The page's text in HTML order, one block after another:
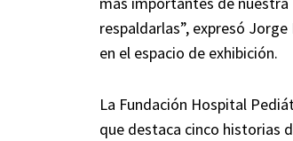
respaldarlas”, expresó
en el espacio de exhibición.
La Fundación Hospital
que destaca cinco historias